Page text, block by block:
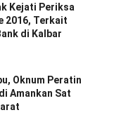
Kejati Periksa
2016, Terkait
di Kalbar
Oknum Peratin
Amankan Sat